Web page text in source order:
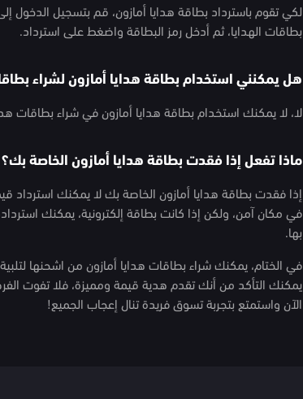
لكي تقوم باسترداد بطاقة هدايا أمازون، قم بتسجيل الدخول
بطاقات الهدايا، ثم أدخل رمز البطاقة واضغط على استرداد.
هل يمكنني استخدام بطاقة هدايا أمازون لشراء
لا، لا يمكنك استخدام بطاقة هدايا أمازون في شراء بطاقات
ماذا تفعل إذا فقدت بطاقة هدايا أمازون الخاصة بك؟
إذا فقدت بطاقة هدايا أمازون الخاصة بك لا يمكنك استرداد
في مكان آمن، ولكن إذا كانت بطاقة إلكترونية، يمكنك
بها.
في الختام، يمكنك شراء بطاقات هدايا أمازون من اشحنها
يمكنك التأكد من أنك تقدم هدية قيمة ومميزة، فلا تفوت
الآن واستمتع بتجربة تسوق فريدة تنال إعجاب الجميع!